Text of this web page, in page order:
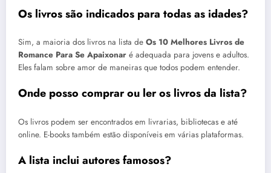
Os livros são indicados para todas as idades?
Sim, a maioria dos livros na lista de Os 10 Melhores Livros de
Romance Para Se Apaixonar é adequada para jovens e adultos.
Eles falam sobre amor de maneiras que todos podem entender.
Onde posso comprar ou ler os livros da lista?
Os livros podem ser encontrados em livrarias, bibliotecas e até
online. E-books também estão disponíveis em várias plataformas.
A lista inclui autores famosos?